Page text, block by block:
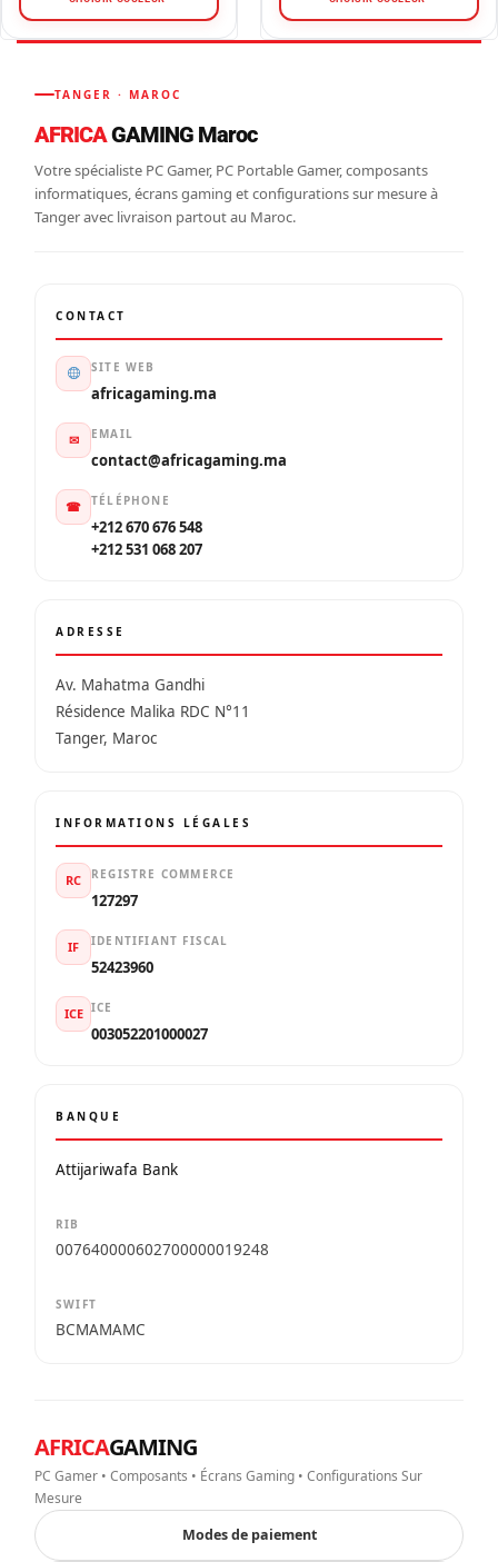
TANGER · MAROC
AFRICAGAMING Maroc
Votre spécialiste PC Gamer, PC Portable Gamer, composants
informatiques, écrans gaming et configurations sur mesure à
Tanger avec livraison partout au Maroc.
CONTACT
SITE WEB
africagaming.ma
✉ EMAIL
contact@africagaming.ma
☎ TÉLÉPHONE
+212 670 676 548
+212 531 068 207
ADRESSE
Av. Mahatma Gandhi
Résidence Malika RDC N°11
Tanger, Maroc
INFORMATIONS LÉGALES
RC REGISTRE COMMERCE
127297
IF IDENTIFIANT FISCAL
52423960
ICE ICE
003052201000027
BANQUE
Attijariwafa Bank
RIB
007640000602700000019248
SWIFT
BCMAMAMC
AFRICAGAMING
PC Gamer • Composants • Écrans Gaming • Configurations Sur
Mesure
Modes de paiement